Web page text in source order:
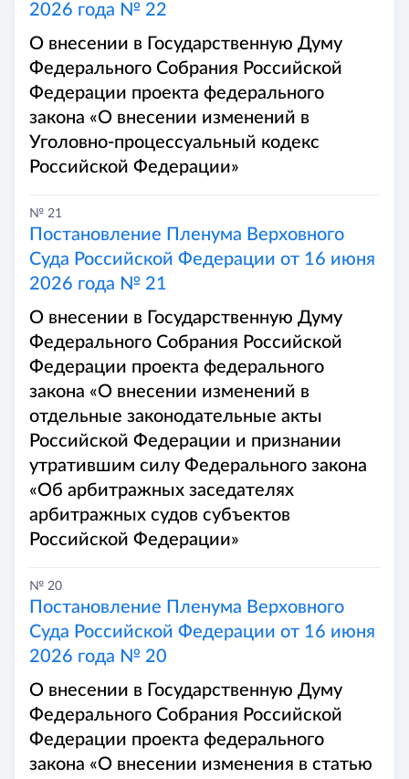
2026 года № 22
О внесении в Государственную Думу
Федерального Собрания Российской
Федерации проекта федерального
закона «О внесении изменений в
Уголовно-процессуальный кодекс
Российской Федерации»
№ 21
Постановление Пленума Верховного
Суда Российской Федерации от 16 июня
2026 года № 21
О внесении в Государственную Думу
Федерального Собрания Российской
Федерации проекта федерального
закона «О внесении изменений в
отдельные законодательные акты
Российской Федерации и признании
утратившим силу Федерального закона
«Об арбитражных заседателях
арбитражных судов субъектов
Российской Федерации»
№ 20
Постановление Пленума Верховного
Суда Российской Федерации от 16 июня
2026 года № 20
О внесении в Государственную Думу
Федерального Собрания Российской
Федерации проекта федерального
закона «О внесении изменения в статью